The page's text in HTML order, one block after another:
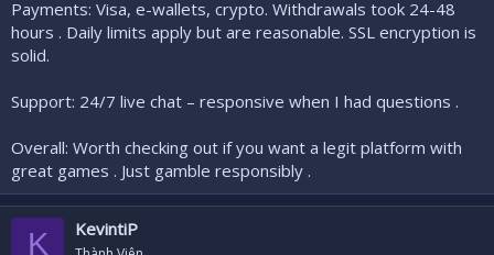
Payments: Visa, e-wallets, crypto. Withdrawals took 24-48
hours . Daily limits apply but are reasonable. SSL encryption is
solid.
Support: 24/7 live chat – responsive when I had questions .
Overall: Worth checking out if you want a legit platform with
great games . Just gamble responsibly .
K KevintiP